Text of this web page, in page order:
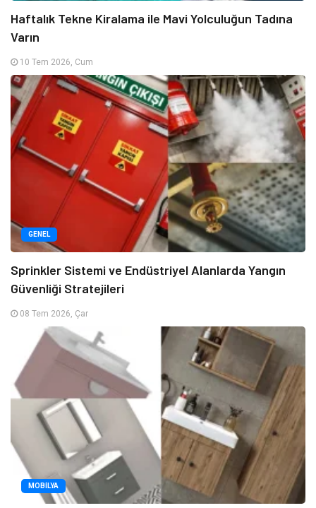
Haftalık Tekne Kiralama ile Mavi Yolculuğun Tadına
Varın
10 Tem 2026, Cum
GENEL
Sprinkler Sistemi ve Endüstriyel Alanlarda Yangın
Güvenliği Stratejileri
08 Tem 2026, Çar
MOBILYA